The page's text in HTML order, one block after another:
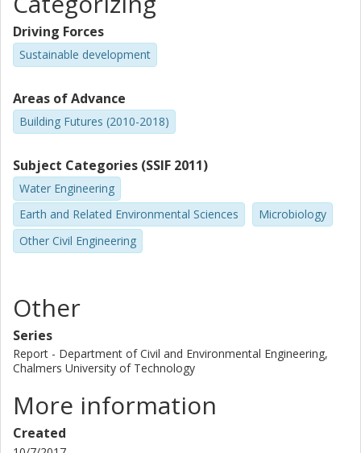
Driving Forces
Sustainable development
Areas of Advance
Building Futures (2010-2018)
Subject Categories (SSIF 2011)
Water Engineering
Earth and Related Environmental Sciences
Microbiology
Other Civil Engineering
Other
Series
Report - Department of Civil and Environmental Engineering,
Chalmers University of Technology
More information
Created